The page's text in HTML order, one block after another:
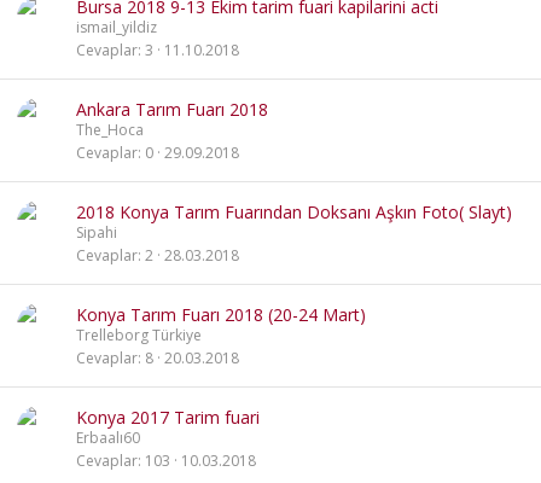
Bursa 2018 9-13 Ekim tarim fuari kapilarini acti
ismail_yildiz
Cevaplar 3 11.10.2018
Ankara Tarım Fuarı 2018
The_Hoca
Cevaplar 0 29.09.2018
2018 Konya Tarım Fuarından Doksanı Aşkın Foto( Slayt)
Sipahi
Cevaplar 2 28.03.2018
Konya Tarım Fuarı 2018 (20-24 Mart)
Trelleborg Türkiye
Cevaplar 8 20.03.2018
Konya 2017 Tarim fuari
Erbaalı60
Cevaplar 103 10.03.2018